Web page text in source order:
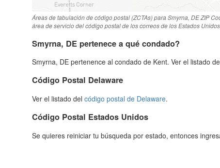
Áreas de tabulación de código postal (ZCTAs) para Smyrna, DE ZIP
área de servicio del código postal de los correos de los Estados
Smyrna, DE pertenece a qué condado?
Smyrna, DE pertenence al condado de Kent. Ver el listado
Código Postal Delaware
Ver el listado del código postal de Delaware.
Código Postal Estados Unidos
Se quieres reiniciar tu búsqueda por estado, entonces